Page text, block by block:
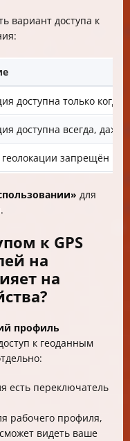
вариант доступа к
доступна только
доступна всегда, даже
геолокации запрещён
для
к GPS
на
на
профиль
к геоданным
есть переключатель
рабочего профиля,
видеть ваше